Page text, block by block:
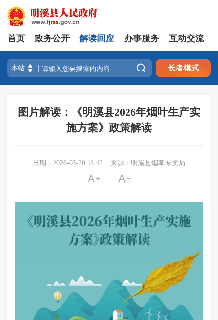
首页 政务公开 解读回应 办事服务 互动交流
 长者模式
图片解读：《明溪县2026年烟叶生产实
施方案》政策解读
日期：2026-03-20 16:42 来源：明溪县烟草专卖局
 